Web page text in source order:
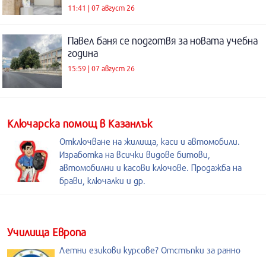
11:41 | 07 август 26
Павел баня се подготвя за новата учебна
година
15:59 | 07 август 26
Kлючарска помощ в Казанлък
Отключване на жилища, каси и автомобили.
Изработка на всички видове битови,
автомобилни и касови ключове. Продажба на
брави, ключалки и др.
Училища Европа
Летни езикови курсове? Отстъпки за ранно